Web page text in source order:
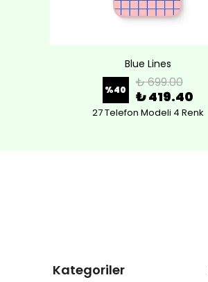
Blue Lines
%40 ₺ 699.00
₺ 419.40
27 Telefon Modeli 4 Renk
Kategoriler